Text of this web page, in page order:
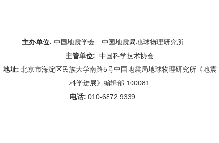
主办单位: 中国地震学会 中国地震局地球物理研究所
主管单位: 中国科学技术协会
地址: 北京市海淀区民族大学南路5号中国地震局地球物理研究所《地震
科学进展》编辑部 100081
电话: 010-6872 9339